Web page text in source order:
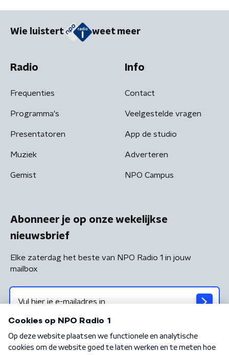
Wie luistert weet meer
Radio
Frequenties
Programma's
Presentatoren
Muziek
Gemist
Info
Contact
Veelgestelde vragen
App de studio
Adverteren
NPO Campus
Abonneer je op onze wekelijkse
nieuwsbrief
Elke zaterdag het beste van NPO Radio 1 in jouw
mailbox